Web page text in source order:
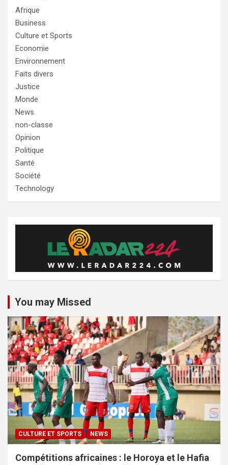
Afrique
Business
Culture et Sports
Economie
Environnement
Faits divers
Justice
Monde
News
non-classe
Opinion
Politique
Santé
Société
Technology
You may Missed
CULTURE ET SPORTS NEWS
Compétitions africaines : le Horoya et le Hafia